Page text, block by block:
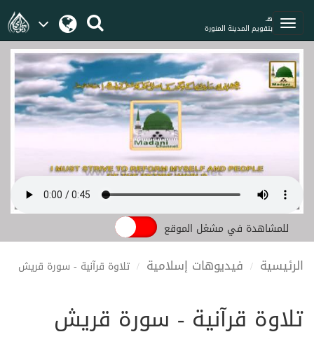
هـ
بتقويم المدينة المنورة
للمشاهدة في مشغل الموقع
الرئيسية فيديوهات إسلامية تلاوة قرآنية - سورة قريش
تلاوة قرآنية - سورة قريش